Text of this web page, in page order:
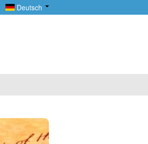
Deutsch